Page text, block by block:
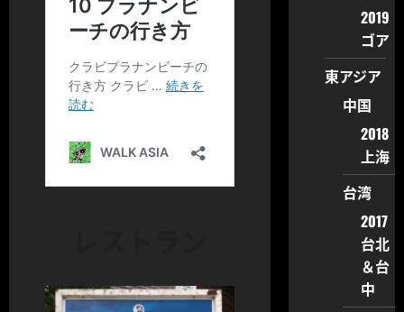
2019
ゴア
東アジア
中国
2018
上海
台湾
2017
台北
＆台
中